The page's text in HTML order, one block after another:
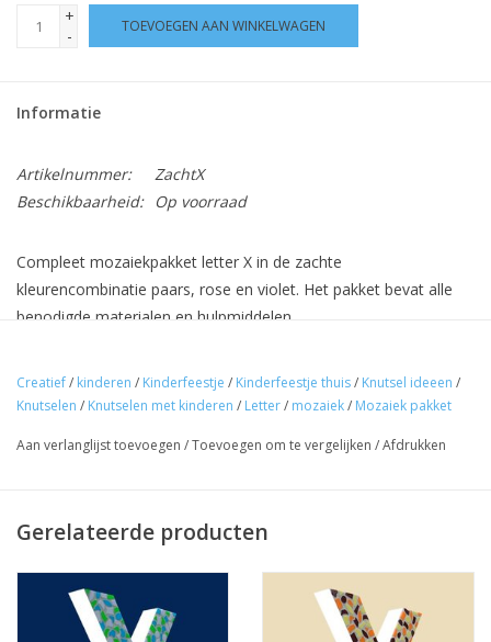
Kant-en-klare mozaïekwerken
+
-
TOEVOEGEN AAN WINKELWAGEN
Informatie
Artikelnummer:
ZachtX
Beschikbaarheid:
Op voorraad
Compleet mozaiekpakket letter X in de zachte
kleurencombinatie paars, rose en violet. Het pakket bevat alle
benodigde materialen en hulpmiddelen.
De letter is gemaakt van tempex, de mozaieksteentjes zijn van
kunststof. Het eindresultaat is derhalve ook licht van gewicht,
Diepte: 3 cm
De tijdsduur voor het maken van de letter is ca. 2,5 - 3 uur
Creatief/ kinderen / Kinderfeestje / Kinderfeestje thuis/ Knutsel ideeen /
Knutselen / Knutselen met kinderen / Letter/ mozaiek/ Mozaiek pakket
Aan verlanglijst toevoegen /Toevoegen om te vergelijken /Afdrukken
Gerelateerde producten